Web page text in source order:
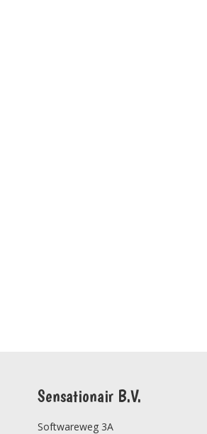
Sensationair B.V.
Softwareweg 3A